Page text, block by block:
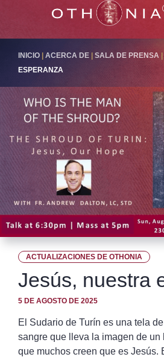
INICIO ACERCA DE SALA DE PRENSA
ESPERANZA
ACTUALIZACIONES DE OTHONIA
Jesús, nuestra
5 DE AGOSTO DE 2025
El Sudario de Turín es una tela
sangre que lleva la imagen de un
que muchos creen que es Jesús.